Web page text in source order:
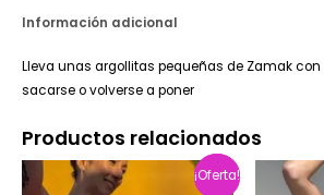
Información adicional
Lleva unas argollitas pequeñas de Zamak
sacarse o volverse a poner
Productos relacionados
¡Oferta!
¡Oferta!